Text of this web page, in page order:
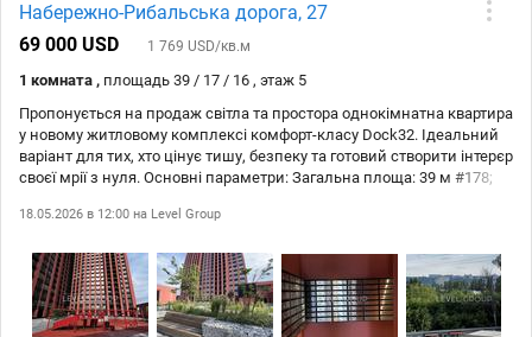
Набережно-Рибальська дорога, 27
69 000 USD
1 769 USD/кв.м
1 комната , площадь 39 / 17 / 16 , этаж 5
Пропонується на продаж світла та простора однокімнатна квартира
у новому житловому комплексі комфорт-класу Dock32. Ідеальний
варіант для тих, хто цінує тишу, безпеку та готовий створити інтерєр
своєї мрії з нуля. Основні параметри: Загальна площа: 39 м #178;
реалізувати будь-яке дизайнерське рішення. Документи: право
Переваги квартири: Тиша: вікна виходять у закритий двір, на
Подільський район. Шум від автомобілів повністю відсутній.
Освітлення: сонячна сторона та великі вікна наповнюють квартиру
природним світлом протягом дня. Функціональність: передбачені
18.05.2026 в 12:00 на Level Group